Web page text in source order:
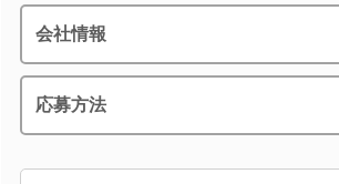
会社情報
応募方法